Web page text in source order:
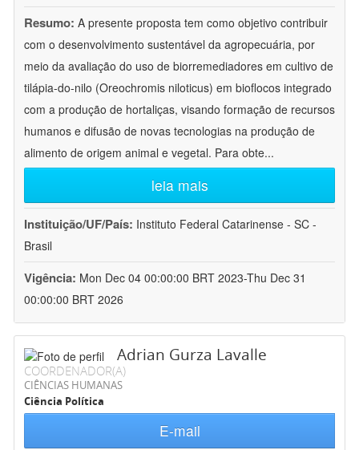
Resumo: A presente proposta tem como objetivo contribuir
com o desenvolvimento sustentável da agropecuária, por
meio da avaliação do uso de biorremediadores em cultivo de
tilápia-do-nilo (Oreochromis niloticus) em bioflocos integrado
com a produção de hortaliças, visando formação de recursos
humanos e difusão de novas tecnologias na produção de
alimento de origem animal e vegetal. Para obte...
leia mais
Instituição/UF/País: Instituto Federal Catarinense - SC -
Brasil
Vigência: Mon Dec 04 00:00:00 BRT 2023-Thu Dec 31
00:00:00 BRT 2026
Adrian Gurza Lavalle
COORDENADOR(A)
CIÊNCIAS HUMANAS
Ciência Política
E-mail